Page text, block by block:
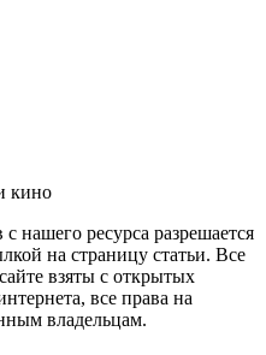
кино
нашего ресурса разрешается
на страницу статьи. Все
взяты с открытых
все права на
владельцам.